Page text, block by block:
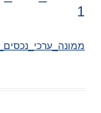
1
ממונה_ערכי_נכסים_20231031_v1_7222_4021